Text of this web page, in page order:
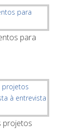
para
projetos